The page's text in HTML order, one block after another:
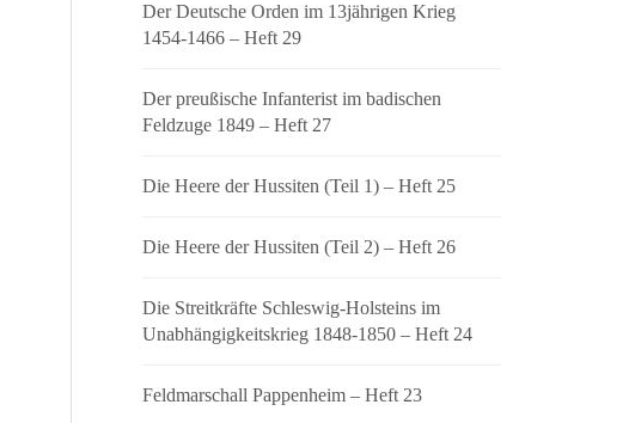
Der Deutsche Orden im 13jährigen Krieg
1454-1466 – Heft 29
Der preußische Infanterist im badischen
Feldzuge 1849 – Heft 27
Die Heere der Hussiten (Teil 1) – Heft 25
Die Heere der Hussiten (Teil 2) – Heft 26
Die Streitkräfte Schleswig-Holsteins im
Unabhängigkeitskrieg 1848-1850 – Heft 24
Feldmarschall Pappenheim – Heft 23